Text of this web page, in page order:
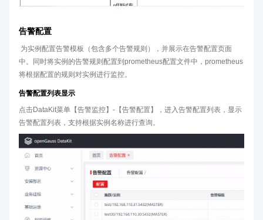
告警配置
​ 为实例配置告警模板（包含多个告警规则），并展示在告警配置页面
中。同时将实例的告警规则配置到prometheus配置文件中，prometheus
将根据配置的规则对实例进行监控。
告警配置列表显示
点击DataKit菜单【告警监控】-【告警配置】，进入告警配置列表，显示
告警配置列表，支持根据实例名称进行查询。